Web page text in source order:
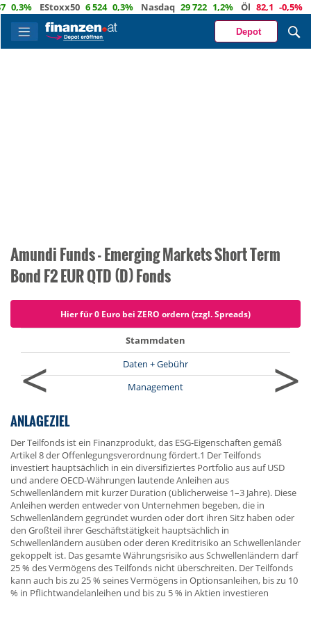
EStoxx50 6 524 0,3% Nasdaq 29 722 1,2% Öl 82,1 -0,5%
Depot
Amundi Funds - Emerging Markets Short Term
Bond F2 EUR QTD (D) Fonds
Hier für 0 Euro bei ZERO ordern (zzgl. Spreads)
<
Stammdaten
Daten + Gebühr
Management
>
ANLAGEZIEL
Der Teilfonds ist ein Finanzprodukt, das ESG-Eigenschaften gemäß
Artikel 8 der Offenlegungsverordnung fördert.1 Der Teilfonds
investiert hauptsächlich in ein diversifiziertes Portfolio aus auf USD
und andere OECD-Währungen lautende Anleihen aus
Schwellenländern mit kurzer Duration (üblicherweise 1–3 Jahre). Diese
Anleihen werden entweder von Unternehmen begeben, die in
Schwellenländern gegründet wurden oder dort ihren Sitz haben oder
den Großteil ihrer Geschäftstätigkeit hauptsächlich in
Schwellenländern ausüben oder deren Kreditrisiko an Schwellenländer
gekoppelt ist. Das gesamte Währungsrisiko aus Schwellenländern darf
25 % des Vermögens des Teilfonds nicht überschreiten. Der Teilfonds
kann auch bis zu 25 % seines Vermögens in Optionsanleihen, bis zu 10
% in Pflichtwandelanleihen und bis zu 5 % in Aktien investieren